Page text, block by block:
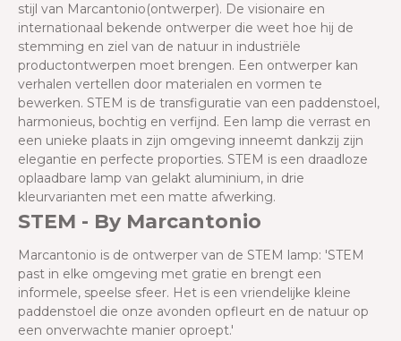
stijl van Marcantonio(ontwerper). De visionaire en
internationaal bekende ontwerper die weet hoe hij de
stemming en ziel van de natuur in industriële
productontwerpen moet brengen. Een ontwerper kan
verhalen vertellen door materialen en vormen te
bewerken. STEM is de transfiguratie van een paddenstoel,
harmonieus, bochtig en verfijnd. Een lamp die verrast en
een unieke plaats in zijn omgeving inneemt dankzij zijn
elegantie en perfecte proporties. STEM is een draadloze
oplaadbare lamp van gelakt aluminium, in drie
kleurvarianten met een matte afwerking.
STEM - By Marcantonio
Marcantonio is de ontwerper van de STEM lamp: 'STEM
past in elke omgeving met gratie en brengt een
informele, speelse sfeer. Het is een vriendelijke kleine
paddenstoel die onze avonden opfleurt en de natuur op
een onverwachte manier oproept.'